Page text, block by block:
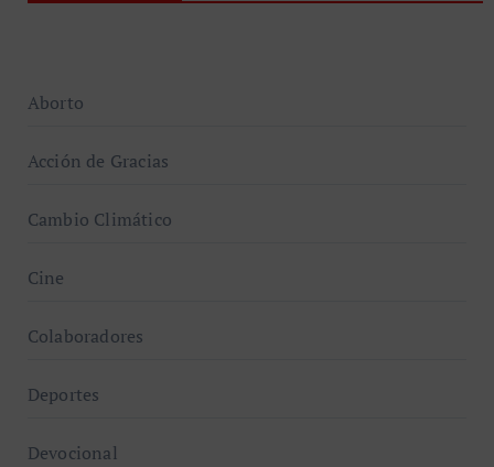
Aborto
Acción de Gracias
Cambio Climático
Cine
Colaboradores
Deportes
Devocional